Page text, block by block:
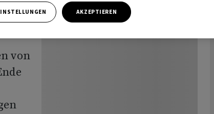
von
AKZEPTIEREN